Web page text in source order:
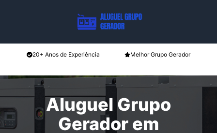
conteúdo
20+ Anos de Experiência Melhor Grupo Gerador
Aluguel Grupo
Gerador em